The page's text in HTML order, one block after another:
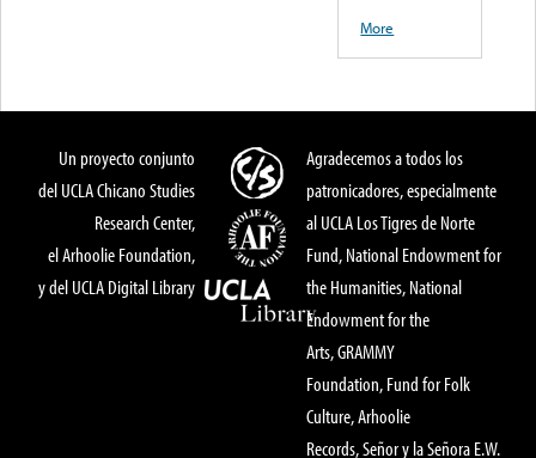
More
Un proyecto conjunto
del UCLA Chicano Studies
Research Center,
el Arhoolie Foundation,
y del UCLA Digital Library
Agradecemos a todos los
patronicadores, especialmente
al UCLA Los Tigres de Norte
Fund, National Endowment for
the Humanities, National
Endowment for the
Arts, GRAMMY
Foundation, Fund for Folk
Culture, Arhoolie
Records, Señor y la Señora E.W.